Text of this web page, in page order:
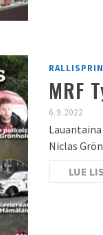
MRF
6.9.2022
Niclas
LUE